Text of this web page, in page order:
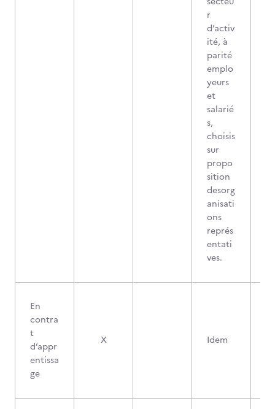
r
d’activ
ité, à
parité
emplo
yeurs
et
salarié
s,
choisis
sur
propo
sition
desorg
anisati
ons
représ
entati
ves.
En
contra
t
d’appr
entissa
ge
X Idem